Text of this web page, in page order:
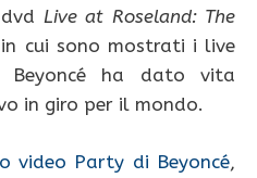
Live at Roseland: The
in cui sono mostrati i live
Beyoncé ha dato vita
in giro per il mondo.
video Party di Beyoncé,